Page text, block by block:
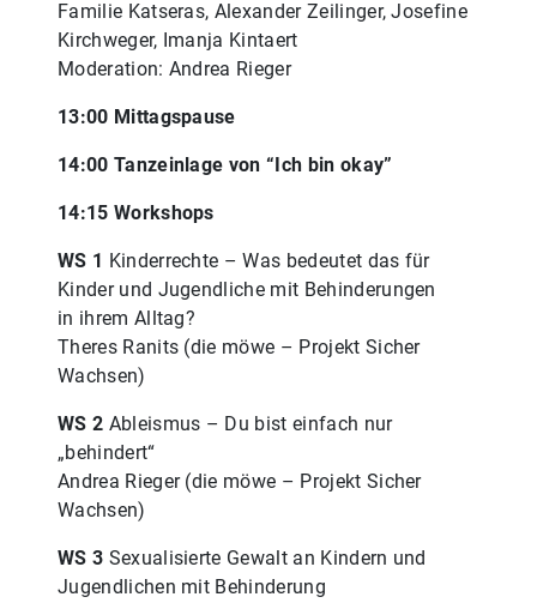
Familie Katseras, Alexander Zeilinger, Josefine
Kirchweger, Imanja Kintaert
Moderation: Andrea Rieger
13:00 Mittagspause
14:00 Tanzeinlage von “Ich bin okay”
14:15 Workshops
WS 1 Kinderrechte – Was bedeutet das für
Kinder und Jugendliche mit Behinderungen
in ihrem Alltag?
Theres Ranits (die möwe – Projekt Sicher
Wachsen)
WS 2 Ableismus – Du bist einfach nur
„behindert“
Andrea Rieger (die möwe – Projekt Sicher
Wachsen)
WS 3 Sexualisierte Gewalt an Kindern und
Jugendlichen mit Behinderung